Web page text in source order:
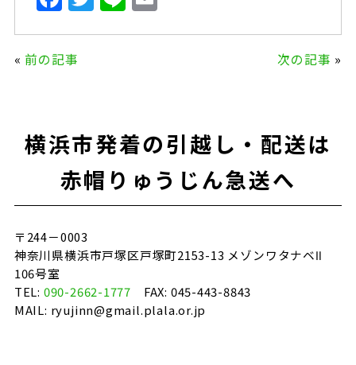
a
c
e
o
o
k
w n
« 前の記事 次の記事 »
横浜市発着の引越し・配送は
赤帽りゅうじん急送へ
〒244－0003
神奈川県横浜市戸塚区戸塚町2153-13 メゾンワタナベⅡ
106号室
TEL: 090-2662-1777 FAX: 045-443-8843
MAIL: ryujinn@gmail.plala.or.jp